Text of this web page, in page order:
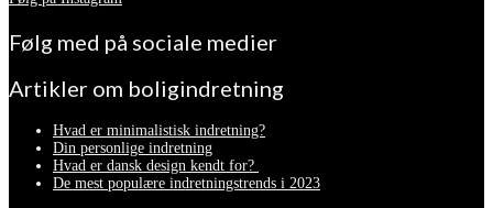
Følg med på sociale medier
Artikler om boligindretning
Hvad er minimalistisk indretning?
Din personlige indretning
Hvad er dansk design kendt for?
De mest populære indretningstrends i 2023